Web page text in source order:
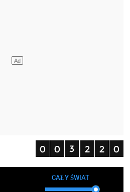
CAŁY ŚWIAT